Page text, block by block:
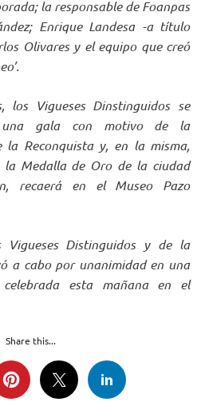
la responsable de Foanpas
Enrique Landesa -a título
Olivares y el equipo que creó
los Vigueses Dinstinguidos se
una gala con motivo de la
la Reconquista y, en la misma,
la Medalla de Oro de la ciudad
recaerá en el Museo Pazo
Vigueses Distinguidos y de la
a cabo por unanimidad en una
esta mañana en el
Share this...